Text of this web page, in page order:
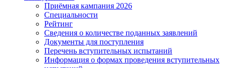
Приёмная кампания 2026
Специальности
Рейтинг
Сведения о количестве поданных заявлений
Документы для поступления
Перечень вступительных испытаний
Информация о формах проведения вступительных